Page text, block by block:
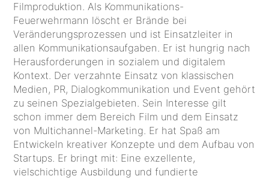
Filmproduktion. Als Kommunikations-
Feuerwehrmann löscht er Brände bei
Veränderungsprozessen und ist Einsatzleiter in
allen Kommunikationsaufgaben. Er ist hungrig nach
Herausforderungen in sozialem und digitalem
Kontext. Der verzahnte Einsatz von klassischen
Medien, PR, Dialogkommunikation und Event gehört
zu seinen Spezialgebieten. Sein Interesse gilt
schon immer dem Bereich Film und dem Einsatz
von Multichannel-Marketing. Er hat Spaß am
Entwickeln kreativer Konzepte und dem Aufbau von
Startups. Er bringt mit: Eine exzellente,
vielschichtige Ausbildung und fundierte